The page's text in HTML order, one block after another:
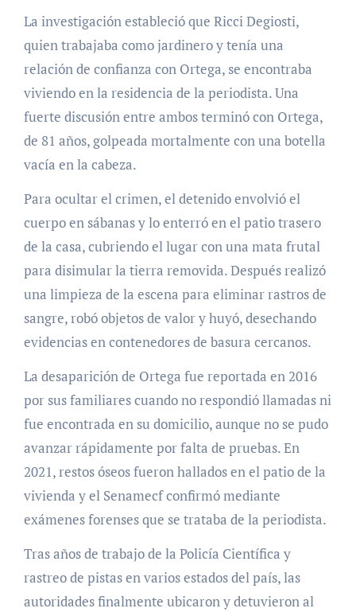
La investigación estableció que Ricci Degiosti,
quien trabajaba como jardinero y tenía una
relación de confianza con Ortega, se encontraba
viviendo en la residencia de la periodista. Una
fuerte discusión entre ambos terminó con Ortega,
de 81 años, golpeada mortalmente con una botella
vacía en la cabeza.
Para ocultar el crimen, el detenido envolvió el
cuerpo en sábanas y lo enterró en el patio trasero
de la casa, cubriendo el lugar con una mata frutal
para disimular la tierra removida. Después realizó
una limpieza de la escena para eliminar rastros de
sangre, robó objetos de valor y huyó, desechando
evidencias en contenedores de basura cercanos.
La desaparición de Ortega fue reportada en 2016
por sus familiares cuando no respondió llamadas ni
fue encontrada en su domicilio, aunque no se pudo
avanzar rápidamente por falta de pruebas. En
2021, restos óseos fueron hallados en el patio de la
vivienda y el Senamecf confirmó mediante
exámenes forenses que se trataba de la periodista.
Tras años de trabajo de la Policía Científica y
rastreo de pistas en varios estados del país, las
autoridades finalmente ubicaron y detuvieron al